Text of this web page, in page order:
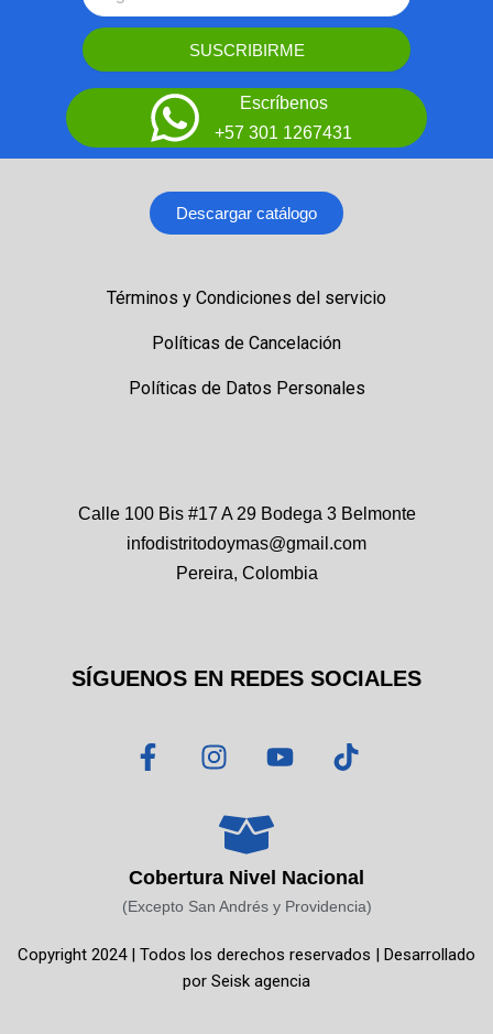
SUSCRIBIRME
Escríbenos
+57 301 1267431
Descargar catálogo
Términos y Condiciones del servicio
Políticas de Cancelación
Políticas de Datos Personales
Calle 100 Bis #17 A 29 Bodega 3 Belmonte
infodistritodoymas@gmail.com
Pereira, Colombia
SÍGUENOS EN REDES SOCIALES
F
a
o
o
-
I
n
t
a
g
r
m
Y
o
b
e
T
i
k
Cobertura Nivel Nacional
(Excepto San Andrés y Providencia)
Copyright 2024 | Todos los derechos reservados | Desarrollado
por Seisk agencia